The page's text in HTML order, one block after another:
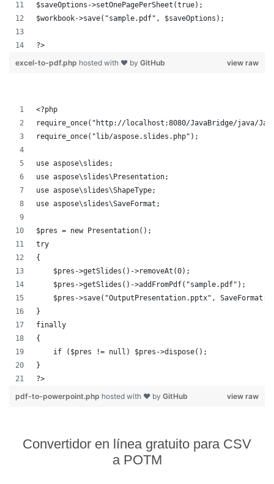
$saveOptions->setOnePagePerSheet(true);
$workbook->save("sample.pdf", $saveOptions);
?>
view raw
excel-to-pdf.php hosted with ❤ by GitHub
<?php
require_once("http://localhost:8080/JavaBridge/java/
require_once("lib/aspose.slides.php");
use aspose\slides;
use aspose\slides\Presentation;
use aspose\slides\ShapeType;
use aspose\slides\SaveFormat;
$pres = new Presentation();
try
{
    $pres->getSlides()->removeAt(0);
    $pres->getSlides()->addFromPdf("sample.pdf");
$pres->save("OutputPresentation.pptx",
}
finally
{
    if ($pres != null) $pres->dispose();
}
?>
view raw
pdf-to-powerpoint.php hosted with ❤ by GitHub
Convertidor en línea gratuito para CSV
a POTM